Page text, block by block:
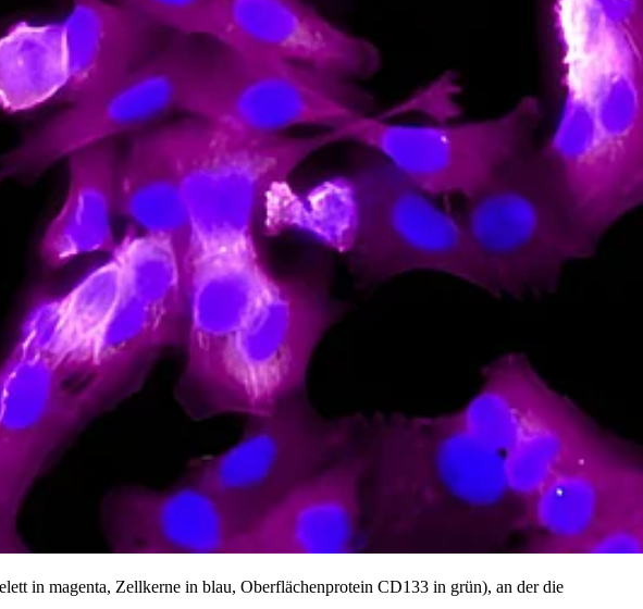
in magenta, Zellkerne in blau, Oberflächenprotein CD133 in grün), an der die